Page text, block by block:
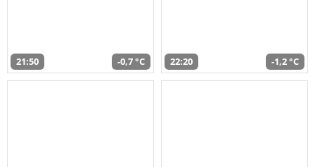
21:50 -0,7 °C 22:20 -1,2 °C